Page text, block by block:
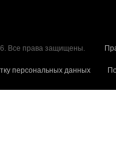
Все права защищены.
персональных данных